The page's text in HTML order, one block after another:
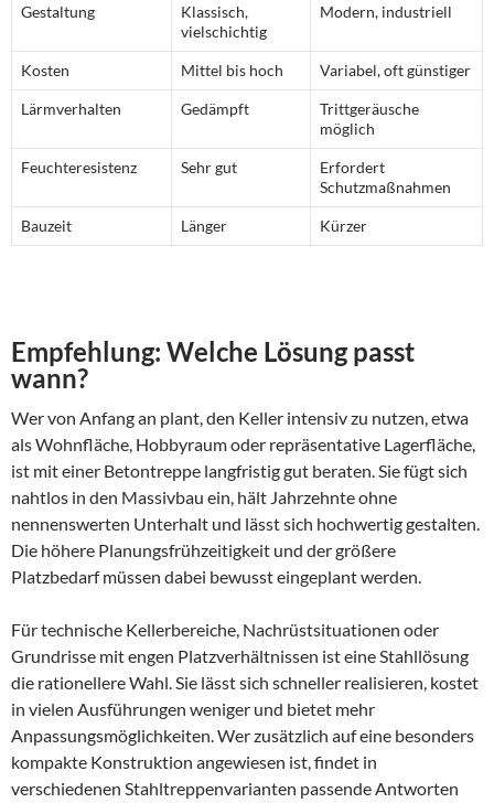
Gestaltung
Klassisch,
vielschichtig
Modern, industriell
Kosten Mittel bis hoch Variabel, oft günstiger
Lärmverhalten Gedämpft
Trittgeräusche
möglich
Feuchteresistenz Sehr gut
Erfordert
Schutzmaßnahmen
Bauzeit Länger Kürzer
Empfehlung: Welche Lösung passt
wann?
Wer von Anfang an plant, den Keller intensiv zu nutzen, etwa
als Wohnfläche, Hobbyraum oder repräsentative Lagerfläche,
ist mit einer Betontreppe langfristig gut beraten. Sie fügt sich
nahtlos in den Massivbau ein, hält Jahrzehnte ohne
nennenswerten Unterhalt und lässt sich hochwertig gestalten.
Die höhere Planungsfrühzeitigkeit und der größere
Platzbedarf müssen dabei bewusst eingeplant werden.
Für technische Kellerbereiche, Nachrüstsituationen oder
Grundrisse mit engen Platzverhältnissen ist eine Stahllösung
die rationellere Wahl. Sie lässt sich schneller realisieren, kostet
in vielen Ausführungen weniger und bietet mehr
Anpassungsmöglichkeiten. Wer zusätzlich auf eine besonders
kompakte Konstruktion angewiesen ist, findet in
verschiedenen Stahltreppenvarianten passende Antworten